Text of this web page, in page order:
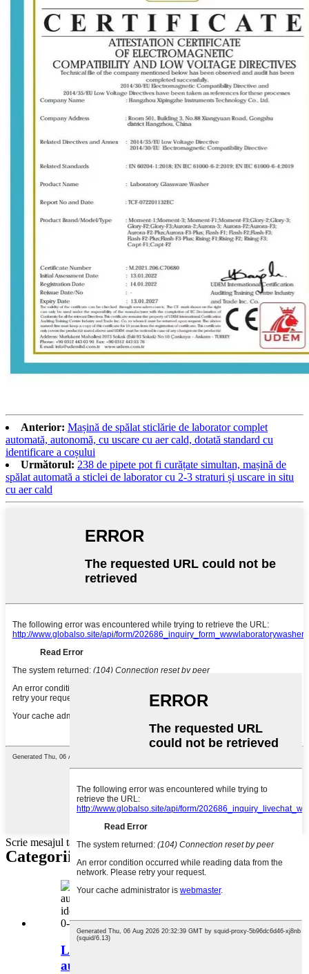
Anterior: Mașină de spălat sticlărie de laborator complet
automată, autonomă, cu uscare cu aer cald, dotată standard cu
identificare a coșului
Următorul: 238 de pipete pot fi curățate simultan, mașină de
spălat automată a sticlei de laborator cu 2-3 straturi și uscare in situ
cu aer cald
Scrie mesajul tău aici și trimite-l nouă
Categorii de produse
Laborator complet automat,
autonom, certificat CE...